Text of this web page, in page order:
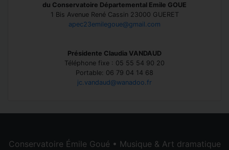
du Conservatoire Départemental Emile GOUE
1 Bis Avenue René Cassin 23000 GUERET
apec23emilegoue@gmail.com
Présidente Claudia VANDAUD
Téléphone fixe : 05 55 54 90 20
Portable: 06 79 04 14 68
jc.vandaud@wanadoo.fr
Conservatoire Émile Goué • Musique & Art dramatique